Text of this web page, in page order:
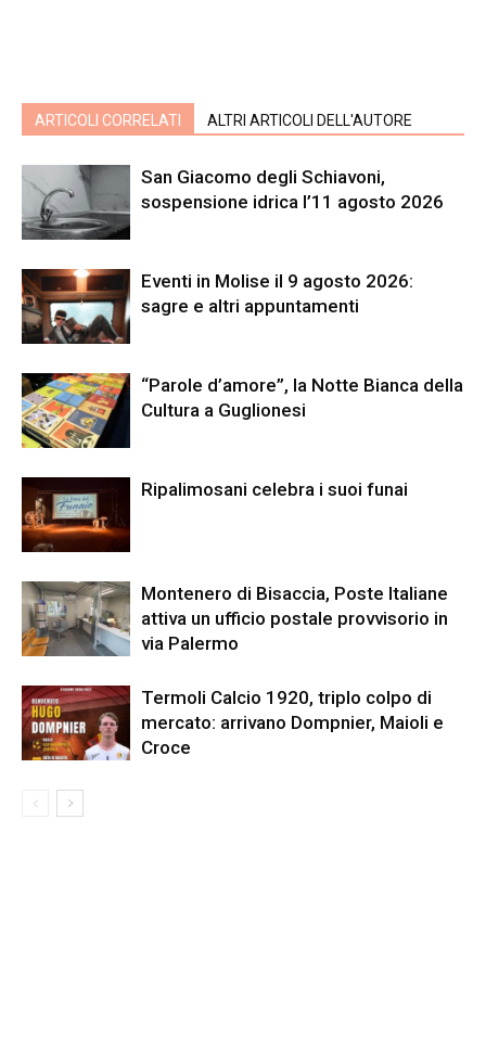
ARTICOLI CORRELATI ALTRI ARTICOLI DELL'AUTORE
San Giacomo degli Schiavoni,
sospensione idrica l’11 agosto 2026
Eventi in Molise il 9 agosto 2026:
sagre e altri appuntamenti
“Parole d’amore”, la Notte Bianca della
Cultura a Guglionesi
Ripalimosani celebra i suoi funai
Montenero di Bisaccia, Poste Italiane
attiva un ufficio postale provvisorio in
via Palermo
Termoli Calcio 1920, triplo colpo di
mercato: arrivano Dompnier, Maioli e
Croce